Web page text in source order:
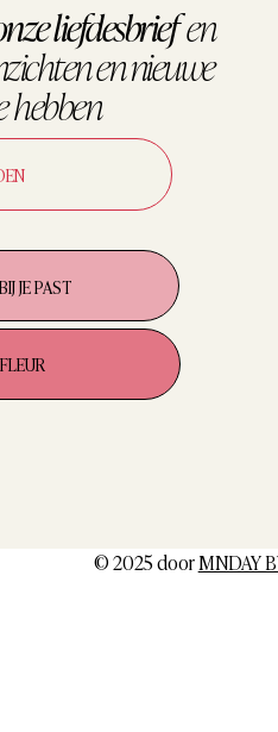
© 2025 doorMNDAY
liefdesbriefen
en nieuwe
hebben
JE PAST